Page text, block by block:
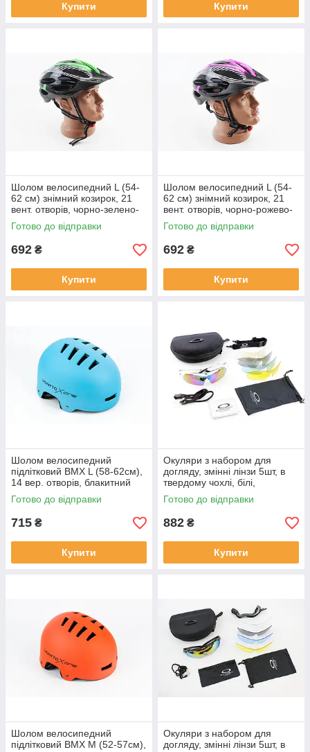
Купити Купити
Шолом велосипедний L (54-
62 см) знімний козирок, 21
вент. отворів, чорно-зелено-
білий, ВЕЛОЕКІПІРУВАННЯ,
SV-408167
Готово до відправки
692 ₴
Купити
Шолом велосипедний L (54-
62 см) знімний козирок, 21
вент. отворів, чорно-рожево-
білий, ВЕЛОЕКІПІРУВАННЯ,
SV-408168
Готово до відправки
692 ₴
Купити
Шолом велосипедний
підлітковий BMX L (58-62см),
14 вер. отворів, блакитний
VENTTO XONE,
ВЕЛОЕКІПІРУВАННЯ, SV-
Готово до відправки
715 ₴
Купити
Окуляри з набором для
догляду, змінні лінзи 5шт, в
твердому чохлі, білі,
ВЕЛОЕКІПІРУВАННЯ, SV-
408012
Готово до відправки
882 ₴
Купити
Шолом велосипедний
підлітковий BMX M (52-57см),
Окуляри з набором для
догляду, змінні лінзи 5шт, в